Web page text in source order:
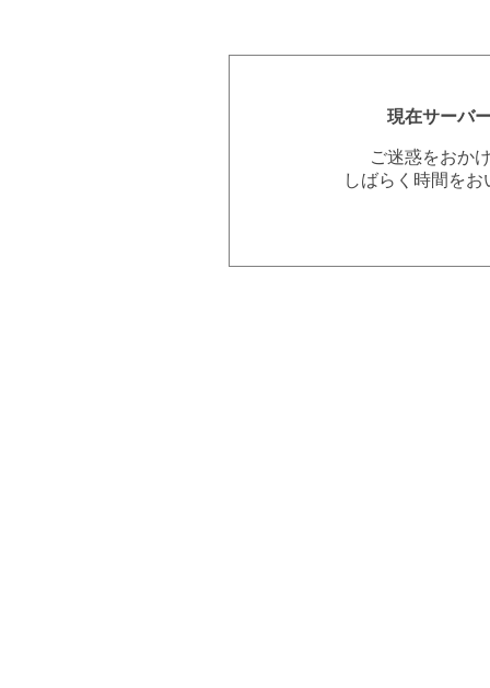
現在サーバ
ご迷惑をおか
しばらく時間を